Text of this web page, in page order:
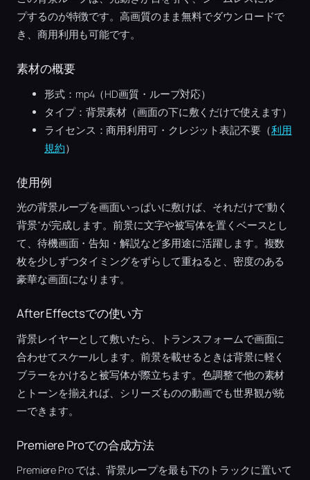
プするのが特徴です。高画質のまま無料でダウンロードで
き、商用利用も可能です。
素材の概要
形式：mp4（HD画質・ループ対応）
タイプ：背景素材（画面の下に敷くだけで使えます）
ライセンス：商用利用可・クレジット表記不要（利用
規約）
使用例
光の背景ループを画面いっぱいに敷けば、それだけで“動く
背景”が完成します。前景に文字や被写体を置くベースとし
て、待機画面・告知・解説など多用途に活躍します。複数
枚を少しずつタイミングをずらして重ねると、密度のある
豪華な画面になります。
After Effectsでの使い方
背景レイヤーとして敷いたら、トランスフォームで画面に
合わせてスケールします。前景を載せるときは背景に軽く
ブラーをかけると被写体が際立ちます。色調整で他の素材
とトーンを揃えれば、シリーズものの動画でも世界観が統
一できます。
Premiere Proでの合成方法
Premiere Pro では、背景ループを最も下のトラックに置いて